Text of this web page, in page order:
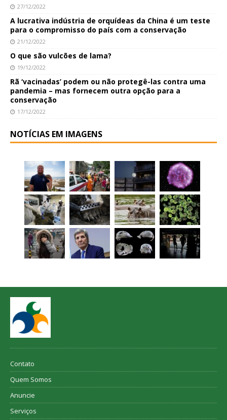
27/12/2022
A lucrativa indústria de orquídeas da China é um teste
para o compromisso do país com a conservação
21/12/2022
O que são vulcões de lama?
19/12/2022
Rã ‘vacinadas’ podem ou não protegê-las contra uma
pandemia – mas fornecem outra opção para a
conservação
17/12/2022
NOTÍCIAS EM IMAGENS
Contato
Quem Somos
Anuncie
Serviços